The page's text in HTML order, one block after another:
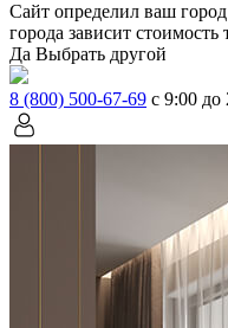
Сайт определил ваш
города зависит стоимость
Да Выбрать другой
8 (800) 500-67-69 с 9:00 до